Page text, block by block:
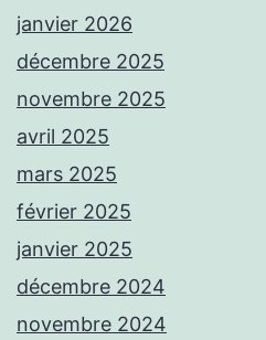
janvier 2026
décembre 2025
novembre 2025
avril 2025
mars 2025
février 2025
janvier 2025
décembre 2024
novembre 2024